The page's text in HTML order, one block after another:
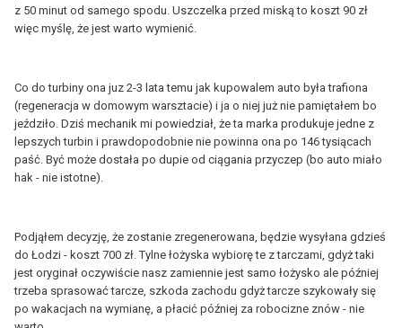
z 50 minut od samego spodu. Uszczelka przed miską to koszt 90 zł
więc myślę, że jest warto wymienić.
Co do turbiny ona juz 2-3 lata temu jak kupowalem auto była trafiona
(regeneracja w domowym warsztacie) i ja o niej już nie pamiętałem bo
jeździło. Dziś mechanik mi powiedział, że ta marka produkuje jedne z
lepszych turbin i prawdopodobnie nie powinna ona po 146 tysiącach
paść. Być może dostała po dupie od ciągania przyczep (bo auto miało
hak - nie istotne).
Podjąłem decyzję, że zostanie zregenerowana, będzie wysyłana gdzieś
do Łodzi - koszt 700 zł. Tylne łożyska wybiorę te z tarczami, gdyż taki
jest oryginał oczywiście nasz zamiennie jest samo łożysko ale później
trzeba sprasować tarcze, szkoda zachodu gdyż tarcze szykowały się
po wakacjach na wymianę, a płacić później za robocizne znów - nie